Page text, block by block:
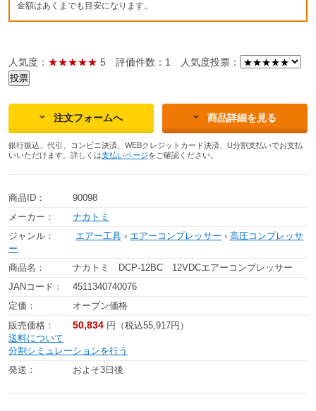
金額はあくまでも目安になります。
人気度： ★★★★★ 5 評価件数：1 人気度投票：
注文フォームへ 商品詳細を見る
銀行振込、代引、コンビニ決済、WEBクレジットカード決済、U分割支払いでお支払
いいただけます。詳しくは支払いページをご確認ください。
商品ID：
90098
メーカー：
ナカトミ
ジャンル：
エアー工具 › エアーコンプレッサー › 高圧コンプレッサ
ー
商品名：
ナカトミ DCP-12BC 12VDCエアーコンプレッサー
JANコード：
4511340740076
定価：
オープン価格
販売価格：
50,834 円（税込55,917円）
送料について
分割シミュレーションを行う
発送：
およそ3日後